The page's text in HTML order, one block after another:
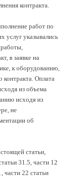
контракта.
работ по
услуг указывались
в заявке на
к оборудованию,
контракта. Оплата
из объема
исходя из
не
об
статьи,
31.5, части 12
части 22 статьи